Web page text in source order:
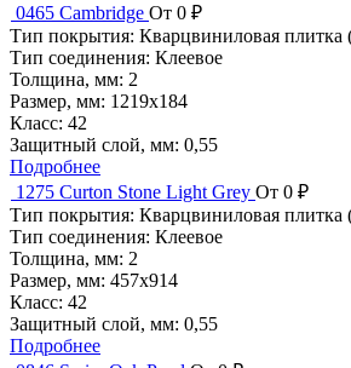
0465 Cambridge От 0 ₽
Тип покрытия: Кварцвиниловая плитка
Тип соединения: Клеевое
Толщина, мм: 2
Размер, мм: 1219x184
Класс: 42
Защитный слой, мм: 0,55
Подробнее
1275 Curton Stone Light Grey От 0 ₽
Тип покрытия: Кварцвиниловая плитка
Тип соединения: Клеевое
Толщина, мм: 2
Размер, мм: 457x914
Класс: 42
Защитный слой, мм: 0,55
Подробнее